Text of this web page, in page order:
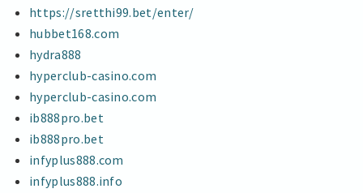
https://sretthi99.bet/enter/
hubbet168.com
hydra888
hyperclub-casino.com
hyperclub-casino.com
ib888pro.bet
ib888pro.bet
infyplus888.com
infyplus888.info